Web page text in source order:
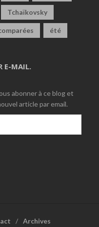
Tchaïkovsky
été
E-MAIL.
abonner à ce blog et
article par email.
Archives